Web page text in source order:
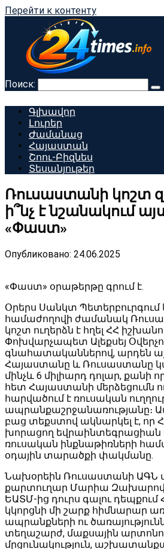
Перейти к контенту
Поиск:
Գլխավոր
Լուրեր
Ժամանաց
Հայաստան
Շոու-Բիզնես
Տեսանյութեր
Ռուսաստանի կոշտ
ի՞նչ է նշանակում
«Փաստ»
Опубликовано: 24.06.2025
«Փաստ» օրաթերթը գրում է.
Օրերս Սանկտ
համաժողովի ժամանակ
կոշտ ուղերձն է հղել ՀՀ
Փոխվարչապետ Ալեքսեյ
գնահատականներով, արդեն
Հայաստանը և Ռուսաստանը
մինչև 6 միլիարդ դոլար, քանի
հետ Հայաստանի մերձեցումն
հարվածում է ռուսական
ապրանքաշրջանառությանը։
բաց տեքստով ակնարկել է, որ
խորացող եվրաինտեգրացիան
ռուսական ինքնաթիռների
օդային տարածքի փակմանը.
Նախօրեին Ռուսաստանի ԱԳՆ
քարտուղար Մարիա
ԵԱՏՄ-ից դուրս գալու
կկորցնի մի շարք հիմնարար
ապրանքների ու
տեղաշարժ, մաքսային
մրցունակություն,